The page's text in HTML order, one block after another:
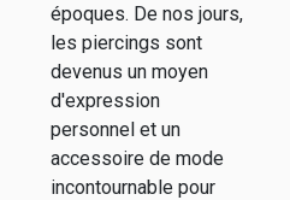
époques. De nos jours,
les piercings sont
devenus un moyen
d'expression
personnel et un
accessoire de mode
incontournable pour